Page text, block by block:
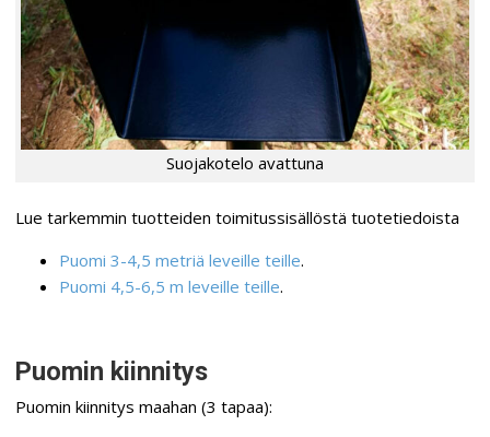
Suojakotelo avattuna
Lue tarkemmin tuotteiden toimitussisällöstä tuotetiedoista
Puomi 3-4,5 metriä leveille teille.
Puomi 4,5-6,5 m leveille teille.
Puomin kiinnitys
Puomin kiinnitys maahan (3 tapaa):